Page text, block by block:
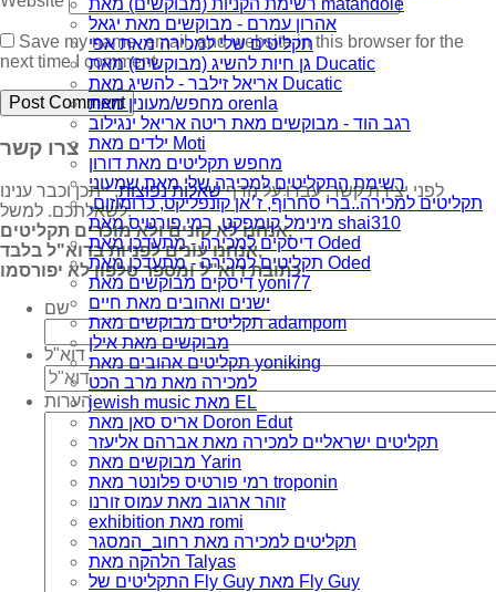
אהרון עמרם - מבוקשים מאת יגאל
תקליטים שלי למכירה מאת אפי
גן חיות להשיג (מבוקשים) מאת Ducatic
אריאל זילבר - להשיג מאת Ducatic
מחפש/מעונין מאת orenla
רגב הוד - מבוקשים מאת ריטה אריאל ינגילוב
ילדים מאת Moti
מחפש תקליטים מאת דורון
רשימת התקליטים למכירה שלי מאת שמעוני
תקליטים למכירה..ברי סחרוֹף, ז׳אן קונפליקט, כרומוזום,
מינימל קומפקט, רמי פורטיס מאת shai310
דיסקים למכירה - מתעדכן מאת Oded
תקליטים למכירה - מתעדכן מאת Oded
דיסקים מבוקשים מאת yoni77
ישנים ואהובים מאת חיים
תקליטים מבוקשים מאת adampom
מבוקשים מאת אילן
תקליטים אהובים מאת yoniking
למכירה מאת מרב הכט
jewish music מאת EL
אריס סאן מאת Doron Edut
תקליטים ישראליים למכירה מאת אברהם אליעזר
מבוקשים מאת Yarin
רמי פורטיס פלונטר מאת troponin
זוהר ארגוב מאת עמוס זורנו
exhibition מאת romi
תקליטים למכירה מאת רחוב_המסגר
הלהקה מאת Talyas
התקליטים של Fly Guy מאת Fly Guy
Save my name, email, and website in this browser for the
next time I comment.
צרו קשר
לפני יצירת קשר, עברו על הדףשאלות נפוצות, ייתכן וכבר ענינו
לשאלתכם. למשל:
אנחנו לא קונים ולא מוכרים תקליטים,
אנחנו עונים לפניות בדוא"ל בלבד,
כתובת דוא"ל ומספר טלפון לא יפורסמו.
שם
דוא"ל
הערות